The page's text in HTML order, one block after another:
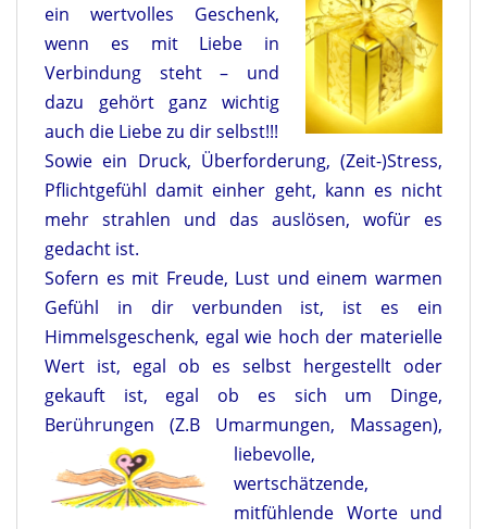
ein wertvolles Geschenk,
wenn es mit Liebe in
Verbindung steht – und
dazu gehört ganz wichtig
auch die Liebe zu dir selbst!!!
Sowie ein Druck, Überforderung, (Zeit-)Stress,
Pflichtgefühl damit einher geht, kann es nicht
mehr strahlen und das auslösen, wofür es
gedacht ist.
Sofern es mit Freude, Lust und einem warmen
Gefühl in dir verbunden ist, ist es ein
Himmelsgeschenk, egal wie hoch der materielle
Wert ist, egal ob es selbst hergestellt oder
gekauft ist, egal ob es sich um Dinge,
Berührungen (Z.B Umarmungen, Massagen),
liebevolle,
wertschätzende,
mitfühlende Worte und